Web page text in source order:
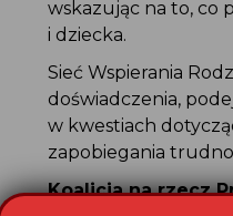
wskazując na to, co
i dziecka.
Sieć Wspierania
doświadczenia,
w kwestiach
zapobiegania
Koalicja na rzecz